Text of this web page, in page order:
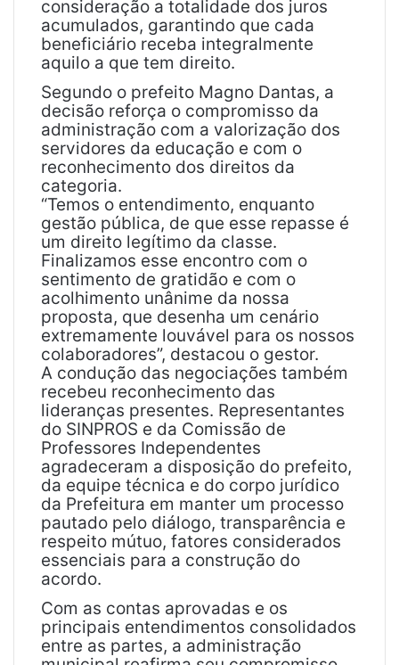
consideração a totalidade dos juros
acumulados, garantindo que cada
beneficiário receba integralmente
aquilo a que tem direito.
Segundo o prefeito Magno Dantas, a
decisão reforça o compromisso da
administração com a valorização dos
servidores da educação e com o
reconhecimento dos direitos da
categoria.
“Temos o entendimento, enquanto
gestão pública, de que esse repasse é
um direito legítimo da classe.
Finalizamos esse encontro com o
sentimento de gratidão e com o
acolhimento unânime da nossa
proposta, que desenha um cenário
extremamente louvável para os nossos
colaboradores”, destacou o gestor.
A condução das negociações também
recebeu reconhecimento das
lideranças presentes. Representantes
do SINPROS e da Comissão de
Professores Independentes
agradeceram a disposição do prefeito,
da equipe técnica e do corpo jurídico
da Prefeitura em manter um processo
pautado pelo diálogo, transparência e
respeito mútuo, fatores considerados
essenciais para a construção do
acordo.
Com as contas aprovadas e os
principais entendimentos consolidados
entre as partes, a administração